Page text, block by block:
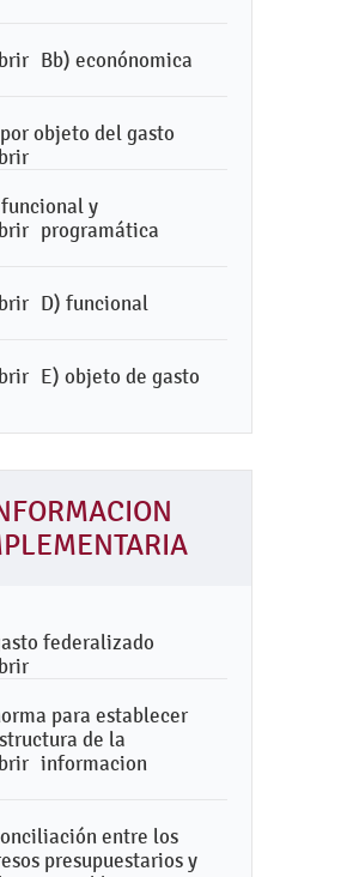
Bb) econónomica
objeto del gasto
y
programática
D) funcional
E) objeto de gasto
federalizado
para establecer
de la
informacion
entre los
presupuestarios y